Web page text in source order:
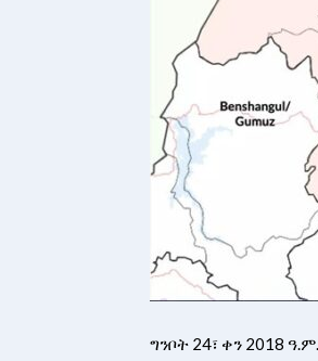
ግንቦት 24፣ ቀን 2018